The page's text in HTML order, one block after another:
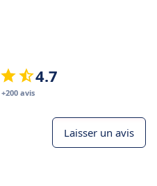
4.7
+200 avis
Laisser un avis